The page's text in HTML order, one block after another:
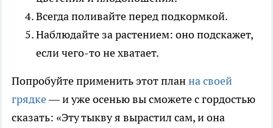
Всегда поливайте перед подкормкой.
Наблюдайте за растением: оно подскажет,
если чего-то не хватает.
Попробуйте применить этот планна своей
грядке— и уже осенью вы сможете с гордостью
сказать: «Эту тыкву я вырастил сам, и она